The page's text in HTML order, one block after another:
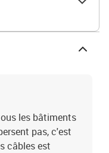
les bâtiments
pas, c'est
câbles est